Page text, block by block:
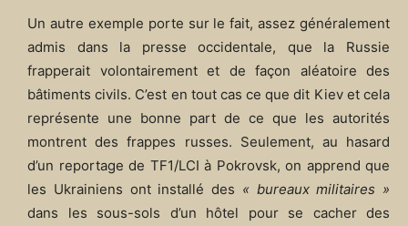
Un autre exemple porte sur le fait, assez généralement
admis dans la presse occidentale, que la Russie
frapperait volontairement et de façon aléatoire des
bâtiments civils. C’est en tout cas ce que dit Kiev et cela
représente une bonne part de ce que les autorités
montrent des frappes russes. Seulement, au hasard
d’un reportage de TF1/LCI à Pokrovsk, on apprend que
les Ukrainiens ont installé des « bureaux militaires »
dans les sous-sols d’un hôtel pour se cacher des